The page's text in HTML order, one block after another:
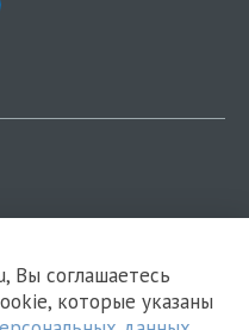
Вы соглашаетесь
которые указаны